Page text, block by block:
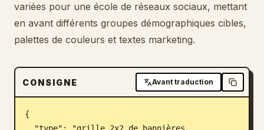
Tarifs
Blog
variées pour une école de réseaux sociaux, mettant
en avant différents groupes démographiques cibles,
palettes de couleurs et textes marketing.
CONSIGNE Avant traduction
{